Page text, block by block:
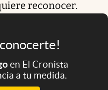
reconocer.
en El Cronista
a tu medida.